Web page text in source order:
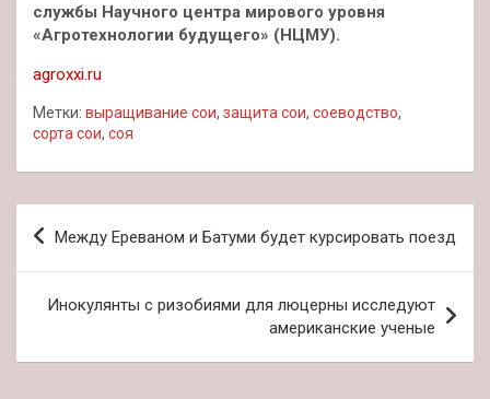
службы Научного центра мирового уровня
«Агротехнологии будущего» (НЦМУ).
agroxxi.ru
Метки: выращивание сои, защита сои, соеводство,
сорта сои, соя
Навигация
записям
Между Ереваном и Батуми будет курсировать поезд
Инокулянты с ризобиями для люцерны исследуют
американские ученые